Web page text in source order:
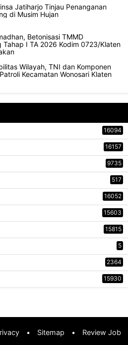
Jatiharjo Tinjau Penanganan
di Musim Hujan
Betonisasi TMMD
Tahap I TA 2026 Kodim 0723/Klaten
Wilayah, TNI dan Komponen
Kecamatan Wonosari Klaten
16094
16157
9735
517
16052
15603
15815
5
2364
15930
• Sitemap • Review Job